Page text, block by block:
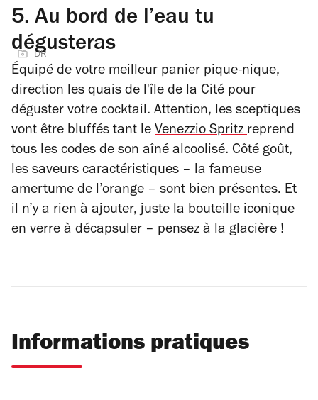
5. Au bord de l’eau tu
dégusteras
DR
Équipé de votre meilleur panier pique-nique,
direction les quais de l'île de la Cité pour
déguster votre cocktail. Attention, les sceptiques
vont être bluffés tant le Venezzio Spritzreprend
tous les codes de son aîné alcoolisé. Côté goût,
les saveurs caractéristiques – la fameuse
amertume de l’orange – sont bien présentes. Et
il n’y a rien à ajouter, juste la bouteille iconique
en verre à décapsuler – pensez à la glacière !
Informations pratiques